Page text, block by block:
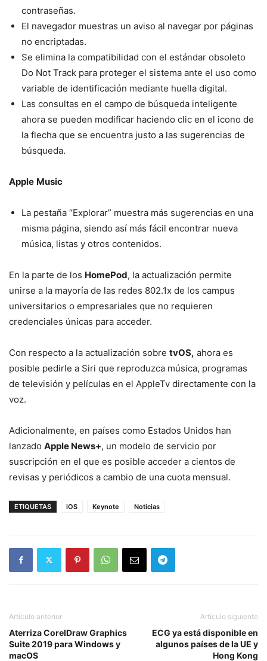
contraseñas.
El navegador muestras un aviso al navegar por páginas
no encriptadas.
Se elimina la compatibilidad con el estándar obsoleto
Do Not Track para proteger el sistema ante el uso como
variable de identificación mediante huella digital.
Las consultas en el campo de búsqueda inteligente
ahora se pueden modificar haciendo clic en el icono de
la flecha que se encuentra justo a las sugerencias de
búsqueda.
Apple Music
La pestaña “Explorar” muestra más sugerencias en una
misma página, siendo así más fácil encontrar nueva
música, listas y otros contenidos.
En la parte de los HomePod, la actualización permite
unirse a la mayoría de las redes 802.1x de los campus
universitarios o empresariales que no requieren
credenciales únicas para acceder.
Con respecto a la actualización sobre tvOS, ahora es
posible pedirle a Siri que reproduzca música, programas
de televisión y películas en el AppleTv directamente con la
voz.
Adicionalmente, en países como Estados Unidos han
lanzado Apple News+, un modelo de servicio por
suscripción en el que es posible acceder a cientos de
revisas y periódicos a cambio de una cuota mensual.
ETIQUETAS iOS Keynote Noticias
Artículo anterior
Aterriza CorelDraw Graphics
Suite 2019 para Windows y
macOS
Artículo siguiente
ECG ya está disponible en
algunos países de la UE y
Hong Kong